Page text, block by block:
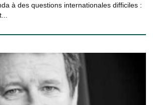
à des questions internationales difficiles :